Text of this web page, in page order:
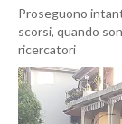
Proseguono
scorsi, quando
ricercatori